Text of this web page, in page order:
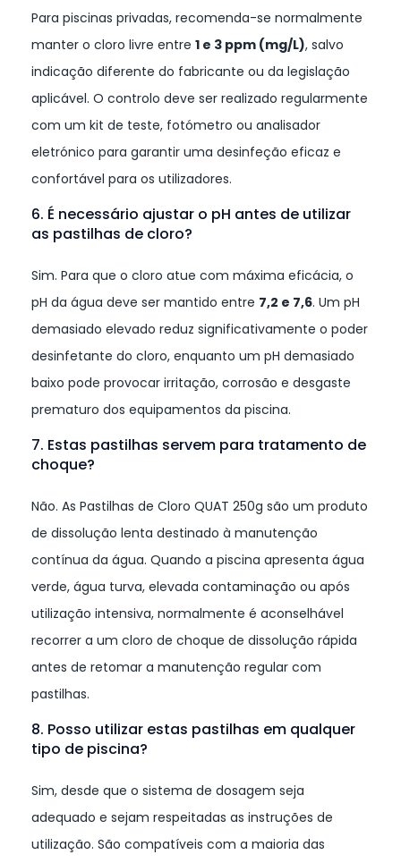
Para piscinas privadas, recomenda-se normalmente
manter o cloro livre entre 1 e 3 ppm (mg/L), salvo
indicação diferente do fabricante ou da legislação
aplicável. O controlo deve ser realizado regularmente
com um kit de teste, fotómetro ou analisador
eletrónico para garantir uma desinfeção eficaz e
confortável para os utilizadores.
6. É necessário ajustar o pH antes de utilizar
as pastilhas de cloro?
Sim. Para que o cloro atue com máxima eficácia, o
pH da água deve ser mantido entre 7,2 e 7,6. Um pH
demasiado elevado reduz significativamente o poder
desinfetante do cloro, enquanto um pH demasiado
baixo pode provocar irritação, corrosão e desgaste
prematuro dos equipamentos da piscina.
7. Estas pastilhas servem para tratamento de
choque?
Não. As Pastilhas de Cloro QUAT 250g são um produto
de dissolução lenta destinado à manutenção
contínua da água. Quando a piscina apresenta água
verde, água turva, elevada contaminação ou após
utilização intensiva, normalmente é aconselhável
recorrer a um cloro de choque de dissolução rápida
antes de retomar a manutenção regular com
pastilhas.
8. Posso utilizar estas pastilhas em qualquer
tipo de piscina?
Sim, desde que o sistema de dosagem seja
adequado e sejam respeitadas as instruções de
utilização. São compatíveis com a maioria das